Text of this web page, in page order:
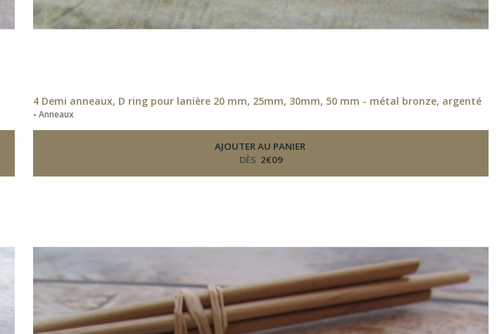
4 Demi anneaux, D ring pour lanière 20 mm, 25mm, 30mm, 50 mm - métal bronze, argenté
-Anneaux
AJOUTER AU PANIER
DÈS 2€09